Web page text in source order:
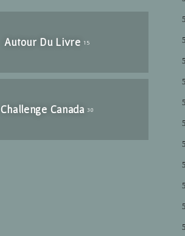
Autour Du Livre 15
Challenge Canada 30